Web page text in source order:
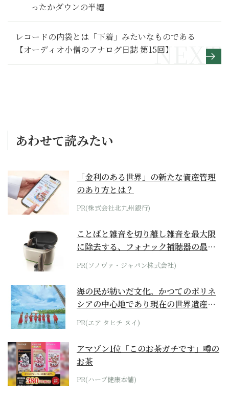
ったかダウンの半纏
レコードの内袋とは「下着」みたいなものである
【オーディオ小僧のアナログ日誌 第15回】
あわせて読みたい
「金利のある世界」の新たな資産管理
のあり方とは？
PR(株式会社北九州銀行)
ことばと雑音を切り離し雑音を最大限
に除去する、フォナック補聴器の最上
位モデル
PR(ソノヴァ・ジャパン株式会社)
海の民が紡いだ文化。かつてのポリネ
シアの中心地であり現在の世界遺産か
らみえてくる...
PR(エア タヒチ ヌイ)
アマゾン1位「このお茶ガチです」噂の
お茶
PR(ハーブ健康本舗)